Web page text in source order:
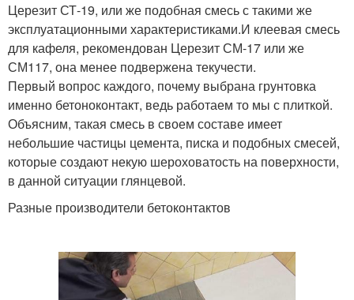
Церезит СТ-19, или же подобная смесь с такими же
эксплуатационными характеристиками.И клеевая смесь
для кафеля, рекомендован Церезит СМ-17 или же
СМ117, она менее подвержена текучести.
Первый вопрос каждого, почему выбрана грунтовка
именно бетоноконтакт, ведь работаем то мы с плиткой.
Объясним, такая смесь в своем составе имеет
небольшие частицы цемента, писка и подобных смесей,
которые создают некую шероховатость на поверхности,
в данной ситуации глянцевой.
Разные производители бетоконтактов